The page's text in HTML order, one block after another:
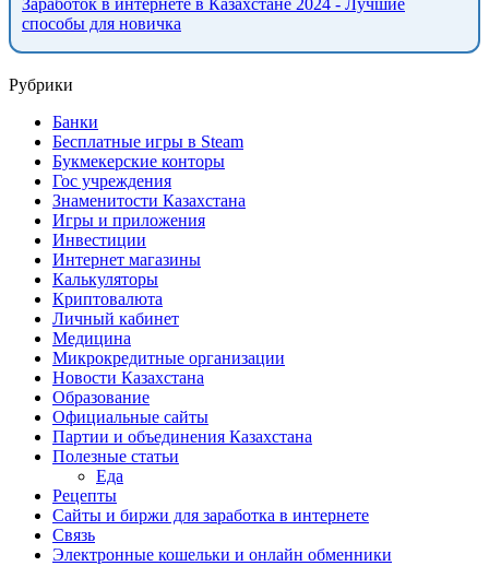
Заработок в интернете в Казахстане 2024 - Лучшие
способы для новичка
Рубрики
Банки
Бесплатные игры в Steam
Букмекерские конторы
Гос учреждения
Знаменитости Казахстана
Игры и приложения
Инвестиции
Интернет магазины
Калькуляторы
Криптовалюта
Личный кабинет
Медицина
Микрокредитные организации
Новости Казахстана
Образование
Официальные сайты
Партии и объединения Казахстана
Полезные статьи
Еда
Рецепты
Сайты и биржи для заработка в интернете
Связь
Электронные кошельки и онлайн обменники